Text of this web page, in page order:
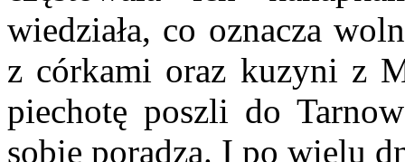
wiedziała, co oznacza
z córkami oraz kuzyni z
piechotę poszli do
sobie poradzą. I po wielu